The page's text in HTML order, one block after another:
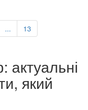
... 13
актуальні
який